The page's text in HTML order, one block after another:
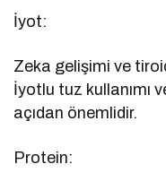
İyot:
Zeka gelişimi ve
İyotlu tuz kullanımı
açıdan önemlidir.
Protein: